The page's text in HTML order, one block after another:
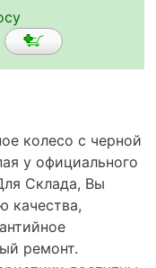
колесо с черной
у официального
Склада, Вы
качества,
ремонт.